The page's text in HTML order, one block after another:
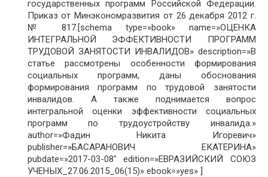
государственных программ Российской Федерации.
Приказ от Минэкономразвития от 26 декабря 2012 г.
№ 817.[schema type=»book» name=»ОЦЕНКА
ИНТЕГРАЛЬНОЙ ЭФФЕКТИВНОСТИ ПРОГРАММ
ТРУДОВОЙ ЗАНЯТОСТИ ИНВАЛИДОВ» description=»В
статье рассмотрены особенности формирования
социальных программ, даны обоснования
формирования программ по трудовой занятости
инвалидов. А также поднимается вопрос
интегральной оценки эффективности социальных
программ по трудоустройству инвалида.»
author=»Фадин Никита Игоревич»
publisher=»БАСАРАНОВИЧ ЕКАТЕРИНА»
pubdate=»2017-03-08″ edition=»ЕВРАЗИЙСКИЙ СОЮЗ
УЧЕНЫХ_27.06.2015_06(15)» ebook=»yes» ]